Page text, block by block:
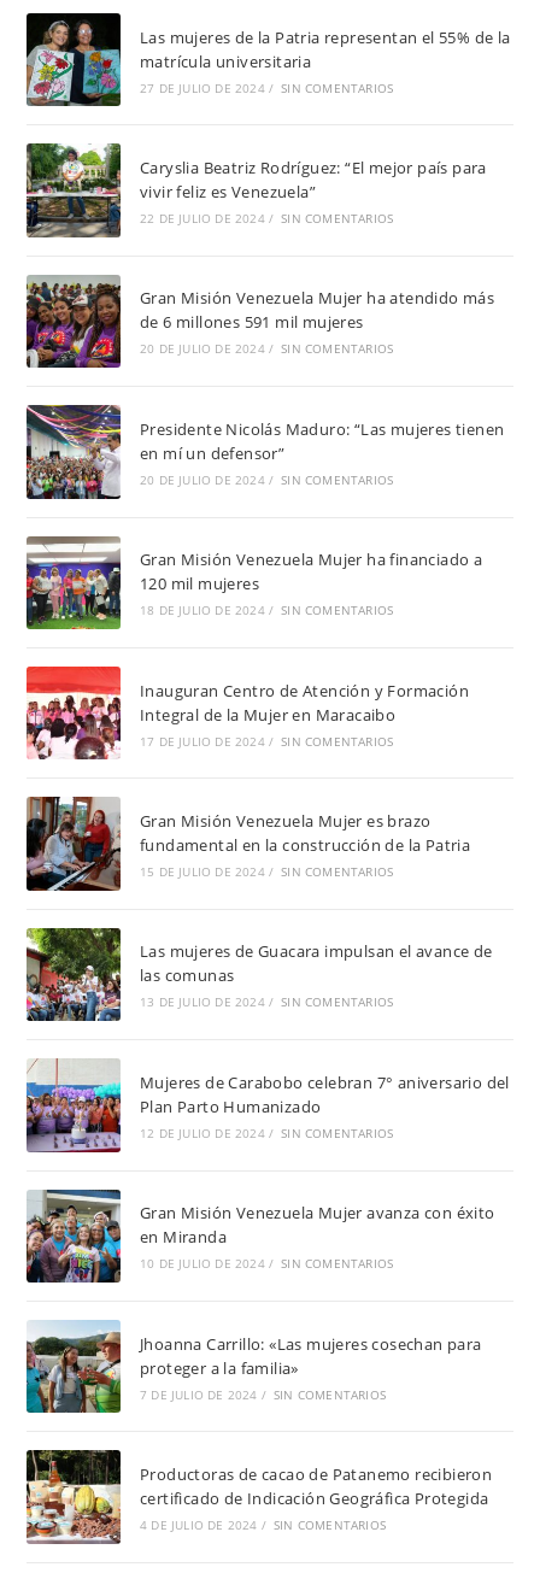
Las mujeres de la Patria representan el 55% de la
matrícula universitaria
27 DE JULIO DE 2024 / SIN COMENTARIOS
Caryslia Beatriz Rodríguez: “El mejor país para
vivir feliz es Venezuela”
22 DE JULIO DE 2024 / SIN COMENTARIOS
Gran Misión Venezuela Mujer ha atendido más
de 6 millones 591 mil mujeres
20 DE JULIO DE 2024 / SIN COMENTARIOS
Presidente Nicolás Maduro: “Las mujeres tienen
en mí un defensor”
20 DE JULIO DE 2024 / SIN COMENTARIOS
Gran Misión Venezuela Mujer ha financiado a
120 mil mujeres
18 DE JULIO DE 2024 / SIN COMENTARIOS
Inauguran Centro de Atención y Formación
Integral de la Mujer en Maracaibo
17 DE JULIO DE 2024 / SIN COMENTARIOS
Gran Misión Venezuela Mujer es brazo
fundamental en la construcción de la Patria
15 DE JULIO DE 2024 / SIN COMENTARIOS
Las mujeres de Guacara impulsan el avance de
las comunas
13 DE JULIO DE 2024 / SIN COMENTARIOS
Mujeres de Carabobo celebran 7° aniversario del
Plan Parto Humanizado
12 DE JULIO DE 2024 / SIN COMENTARIOS
Gran Misión Venezuela Mujer avanza con éxito
en Miranda
10 DE JULIO DE 2024 / SIN COMENTARIOS
Jhoanna Carrillo: «Las mujeres cosechan para
proteger a la familia»
7 DE JULIO DE 2024 / SIN COMENTARIOS
Productoras de cacao de Patanemo recibieron
certificado de Indicación Geográfica Protegida
4 DE JULIO DE 2024 / SIN COMENTARIOS